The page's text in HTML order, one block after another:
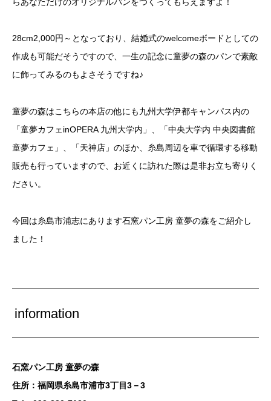
28cm2,000円～となっており、結婚式のwelcomeボードとしての
作成も可能だそうですので、一生の記念に童夢の森のパンで素敵
に飾ってみるのもよさそうですね♪
童夢の森はこちらの本店の他にも九州大学伊都キャンパス内の
「童夢カフェinOPERA 九州大学内」、「中央大学内 中央図書館
童夢カフェ」、「天神店」のほか、糸島周辺を車で循環する移動
販売も行っていますので、お近くに訪れた際は是非お立ち寄りく
ださい。
今回は糸島市浦志にあります石窯パン工房 童夢の森をご紹介し
ました！
information
石窯パン工房 童夢の森
住所：福岡県糸島市浦市3丁目3－3